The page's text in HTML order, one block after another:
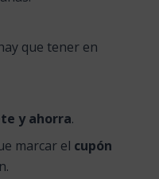
que tener en
y ahorra.
marcar el cupón